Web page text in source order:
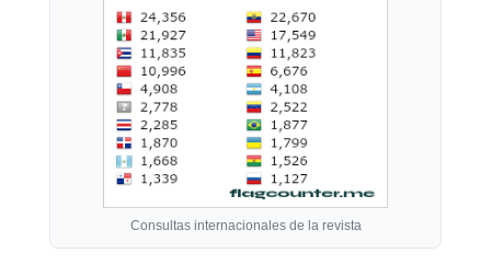
Consultas internacionales de la revista